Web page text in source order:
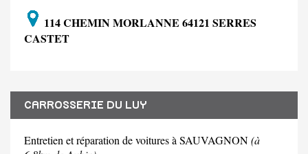
114 CHEMIN MORLANNE 64121 SERRES
CASTET
CARROSSERIE DU LUY
Entretien et réparation de voitures à SAUVAGNON(à